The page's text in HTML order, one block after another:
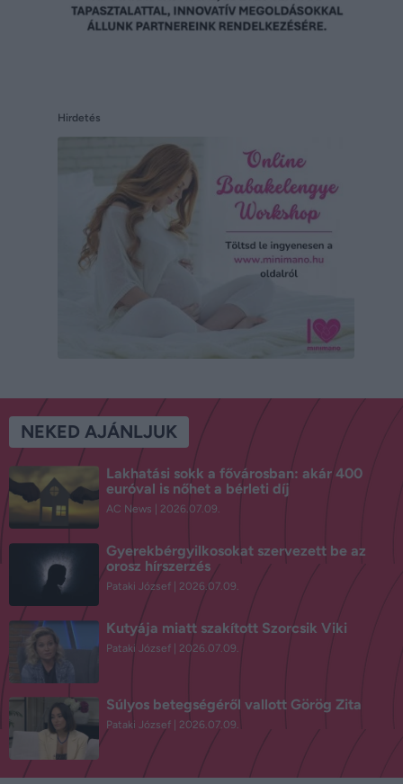
Hirdetés
NEKED AJÁNLJUK
Lakhatási sokk a fővárosban: akár 400
euróval is nőhet a bérleti díj
AC News 2026.07.09.
Gyerekbérgyilkosokat szervezett be az
orosz hírszerzés
Pataki József 2026.07.09.
Kutyája miatt szakított Szorcsik Viki
Pataki József 2026.07.09.
Súlyos betegségéről vallott Görög Zita
Pataki József 2026.07.09.